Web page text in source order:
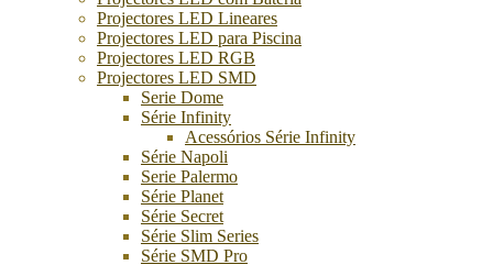
Projectores LED Lineares
Projectores LED para Piscina
Projectores LED RGB
Projectores LED SMD
Serie Dome
Série Infinity
Acessórios Série Infinity
Série Napoli
Serie Palermo
Série Planet
Série Secret
Série Slim Series
Série SMD Pro